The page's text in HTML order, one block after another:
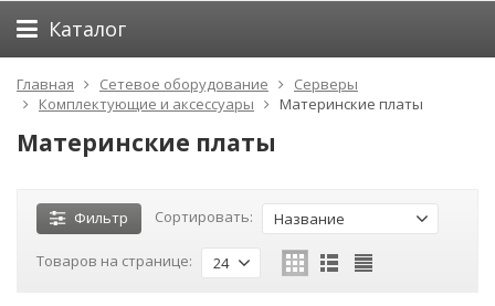
Каталог
Главная Сетевое оборудование
Серверы
Комплектующие и аксессуары
Материнские платы
Материнские платы
Фильтр Сортировать: Название
Товаров на странице: 24